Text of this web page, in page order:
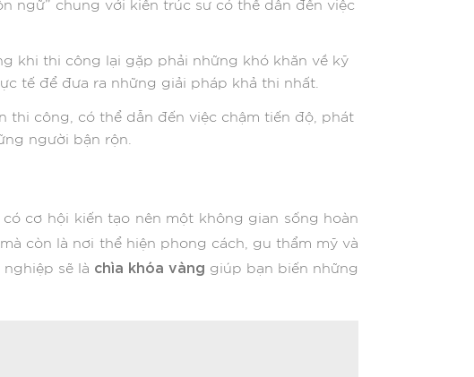
ngữ” chung với kiến trúc sư có thể dẫn đến việc
khi thi công lại gặp phải những khó khăn về kỹ
tế để đưa ra những giải pháp khả thi nhất.
thi công, có thể dẫn đến việc chậm tiến độ, phát
người bận rộn.
cơ hội kiến tạo nên một không gian sống hoàn
còn là nơi thể hiện phong cách, gu thẩm mỹ và
sẽ là chìa khóa vàng giúp bạn biến những